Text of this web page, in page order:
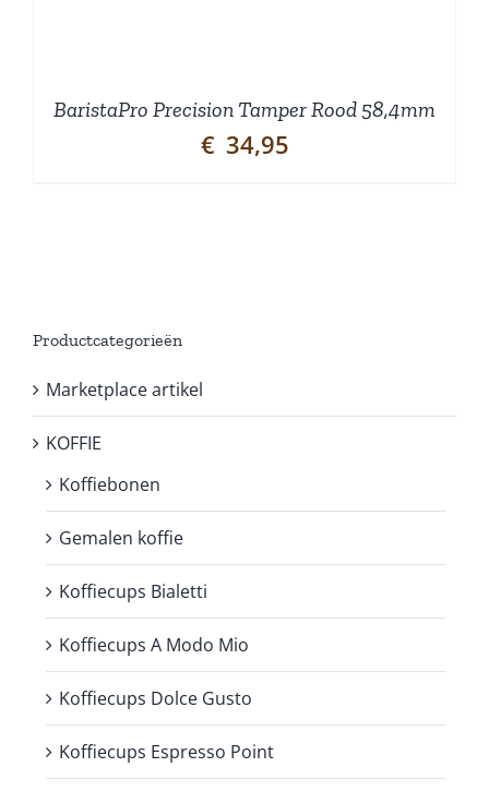
BaristaPro Precision Tamper Rood 58,4mm
€ 34,95
Productcategorieën
Marketplace artikel
KOFFIE
Koffiebonen
Gemalen koffie
Koffiecups Bialetti
Koffiecups A Modo Mio
Koffiecups Dolce Gusto
Koffiecups Espresso Point